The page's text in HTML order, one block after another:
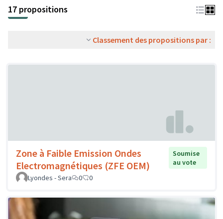
17 propositions
Classement des propositions par :
Zone à Faible Emission Ondes
Electromagnétiques (ZFE OEM)
Soumise
au vote
Lyondes - Sera
0 0